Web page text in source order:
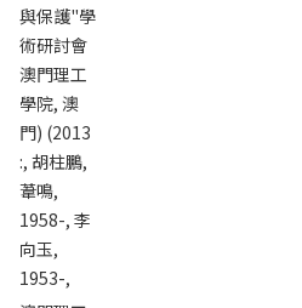
與保護"學
術研討會
澳門理工
學院, 澳
門) (2013
:, 胡柱鵬,
葦鳴,
1958-, 李
向玉,
1953-,